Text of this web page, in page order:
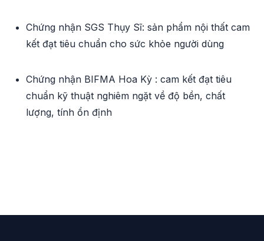
Chứng nhận SGS Thụy Sĩ: sản phẩm nội thất cam
kết đạt tiêu chuẩn cho sức khỏe người dùng
Chứng nhận BIFMA Hoa Kỳ : cam kết đạt tiêu
chuẩn kỹ thuật nghiêm ngặt về độ bền, chất
lượng, tính ổn định